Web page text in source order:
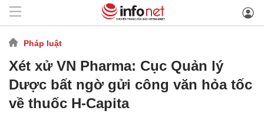
Pháp luật
Xét xử VN Pharma: Cục Quản lý
Dược bất ngờ gửi công văn hỏa tốc
về thuốc H-Capita